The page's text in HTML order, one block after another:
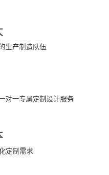
生产制造队伍
对一专属定制设计服务
定制需求